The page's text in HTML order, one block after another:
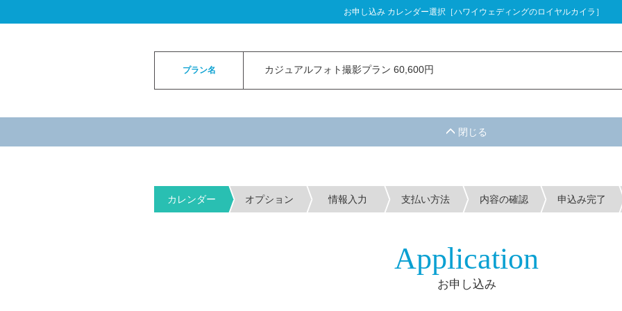
お申し込み カレンダー選択［ハワイウェディングのロイヤルカイラ］
プラン名 カジュアルフォト撮影プラン 60,600円
お申し込み カレンダー選択
カレンダー オプション 情報入力 支払い方法 内容の確認 申込み完了
Application
お申し込み